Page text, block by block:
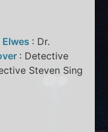
Elwes : Dr.
: Detective
Steven Sing